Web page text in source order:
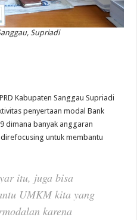
Supriadi
Kabupaten Sanggau Supriadi
penyertaan modal Bank
dimana banyak anggaran
untuk membantu
itu, juga bisa
UMKM kita yang
karena